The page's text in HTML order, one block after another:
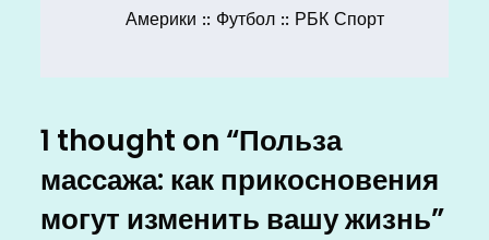
Америки :: Футбол :: РБК Спорт
1 thought on “Польза
массажа: как прикосновения
могут изменить вашу жизнь”